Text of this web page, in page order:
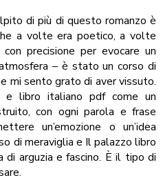
di più di questo romanzo è
a volte era poetico, a volte
precisione per evocare un
– è stato un corso di
mi sento grato di aver vissuto.
e libro italiano pdf come un
con ogni parola e frase
un’emozione o un’idea
di meraviglia e Il palazzo libro
arguzia e fascino. È il tipo di